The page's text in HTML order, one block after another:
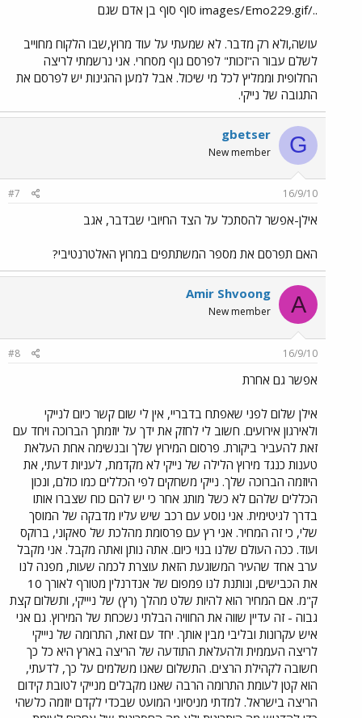
../images/Emo229.gif סוף סוף בן אדם שגם
עושה,ולא רק מדבר. לא שמעתי על עוד מרוץ,שבו הלקוח מחוייב
לשלם עבור ה"זכות" לפרסם גוף מסחרי. אני נרשמתי לריצה
החלופית וממליץ לכל מי שיכול. אבל למען ההגינות יש לפרסם את
התגובה של נייקי.
G
gbetser
New member
16/9/10
#7
אילן-אפשר להסתכל על הצד החיובי שבדבר, אגב
האם תפרסם את מספר המשתתפים במרוץ האלטרנטיבי?
A
Amir Shvoong
New member
16/9/10
#8
אפשר גם אחרת
אילן שלום לפני שאפתח בדבריי, אין לי שום קשר כיום לנייקי
ולאירגון אירועים. חשוב לי לחזק את ידך על יוזמתך הברוכה ויחד עם
זאת להעביר ביקורת. פרסום המירוץ שלך ובנשימה אחת העלאת
טענות כנגד מירוץ הלילה של נייקי לא מקדמת, לעניות דעתי, את
היוזמה הברוכה שלך. נייקי משחקים לפי הכללים כמו כולם, ונכון
הכללים שלהם לא כשל מותג אחר כי יש להם כוח שצברו אותו
בדרך לגיטימית. אני נוסע עם רכב שיש עליו מדבקה של המוסך
שלי, כי זה המחיר. אני רץ עם פרסומת מהלכת של סאקוני, ברוקס
ועוד. ככה העולם שלנו בנוי כיום. אתה נותן ואתה מקבל. אני מקבל
ערב אחד שהעיר המשוגעת הזאת עוצרת לכמה שעות, מפנה לנו
את הכבישים, ונותנת לנו פמפום של אנדרנלין מטורף לאורך 10
ק"מ. אם המחיר הוא להיות שלט מהלך (רץ) של ניייקי, ותשלום קצת
גבוה - זה עדיין שווה את החוויה הבלתי נשכחת של המירוץ. גם אני
איש עקרונות ובליבי מבין אותך. יחד עם זאת, התרומה של ניייקי
לריצה העממית ולהעלאת התודעה של הריצה בארץ היא כל כך
חשובה לקהילת הרצים. התשלום שאנו משלמים על כך, לדעתי,
הוא קטן לעומת התרומה הרבה שאנו מקבלים מנייקי לטובת קידום
הריצה בישראל. למדתי מניסיוני המועט שבכדי לקדם יוזמה כלשהי